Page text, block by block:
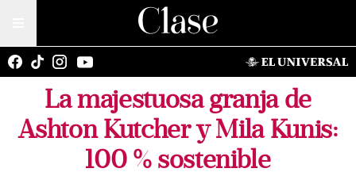
La majestuosa granja de
Ashton Kutcher y Mila Kunis:
100 % sostenible